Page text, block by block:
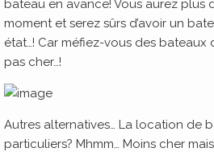
bateau en avance! Vous aurez plus
moment et serez sûrs d’avoir un
état…! Car méfiez-vous des bateaux
pas cher…!
Autres alternatives… La location de
particuliers? Mhmm… Moins cher